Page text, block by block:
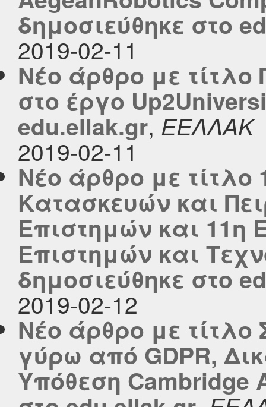
δημοσιεύθηκε στο
2019-02-11
Νέο άρθρο με
στο έργο
edu.ellak.gr, ΕΕΛΛΑΚ
2019-02-11
Νέο άρθρο με τίτλο
Κατασκευών και
Επιστημών και 11η
Επιστημών και
δημοσιεύθηκε στο
2019-02-12
Νέο άρθρο με τίτλο
γύρω από GDPR,
Υπόθεση Cambridge